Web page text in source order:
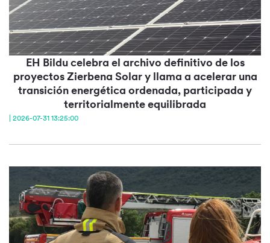
EH Bildu celebra el archivo definitivo de los
proyectos Zierbena Solar y llama a acelerar una
transición energética ordenada, participada y
territorialmente equilibrada
| 2026-07-31 13:25:00